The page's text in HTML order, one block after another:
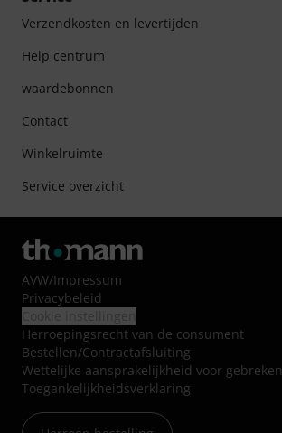
Verzendkosten en levertijden
Help centrum
waardebonnen
Contact
Winkelruimte
Service overzicht
AVW/Impressum
Privacybeleid
Herroepingsrecht van de consument
Bestellen/Contractafsluiting
Wettelijke aansprakelijkheid voor gebreken
Toegankelijkheidsverklaring